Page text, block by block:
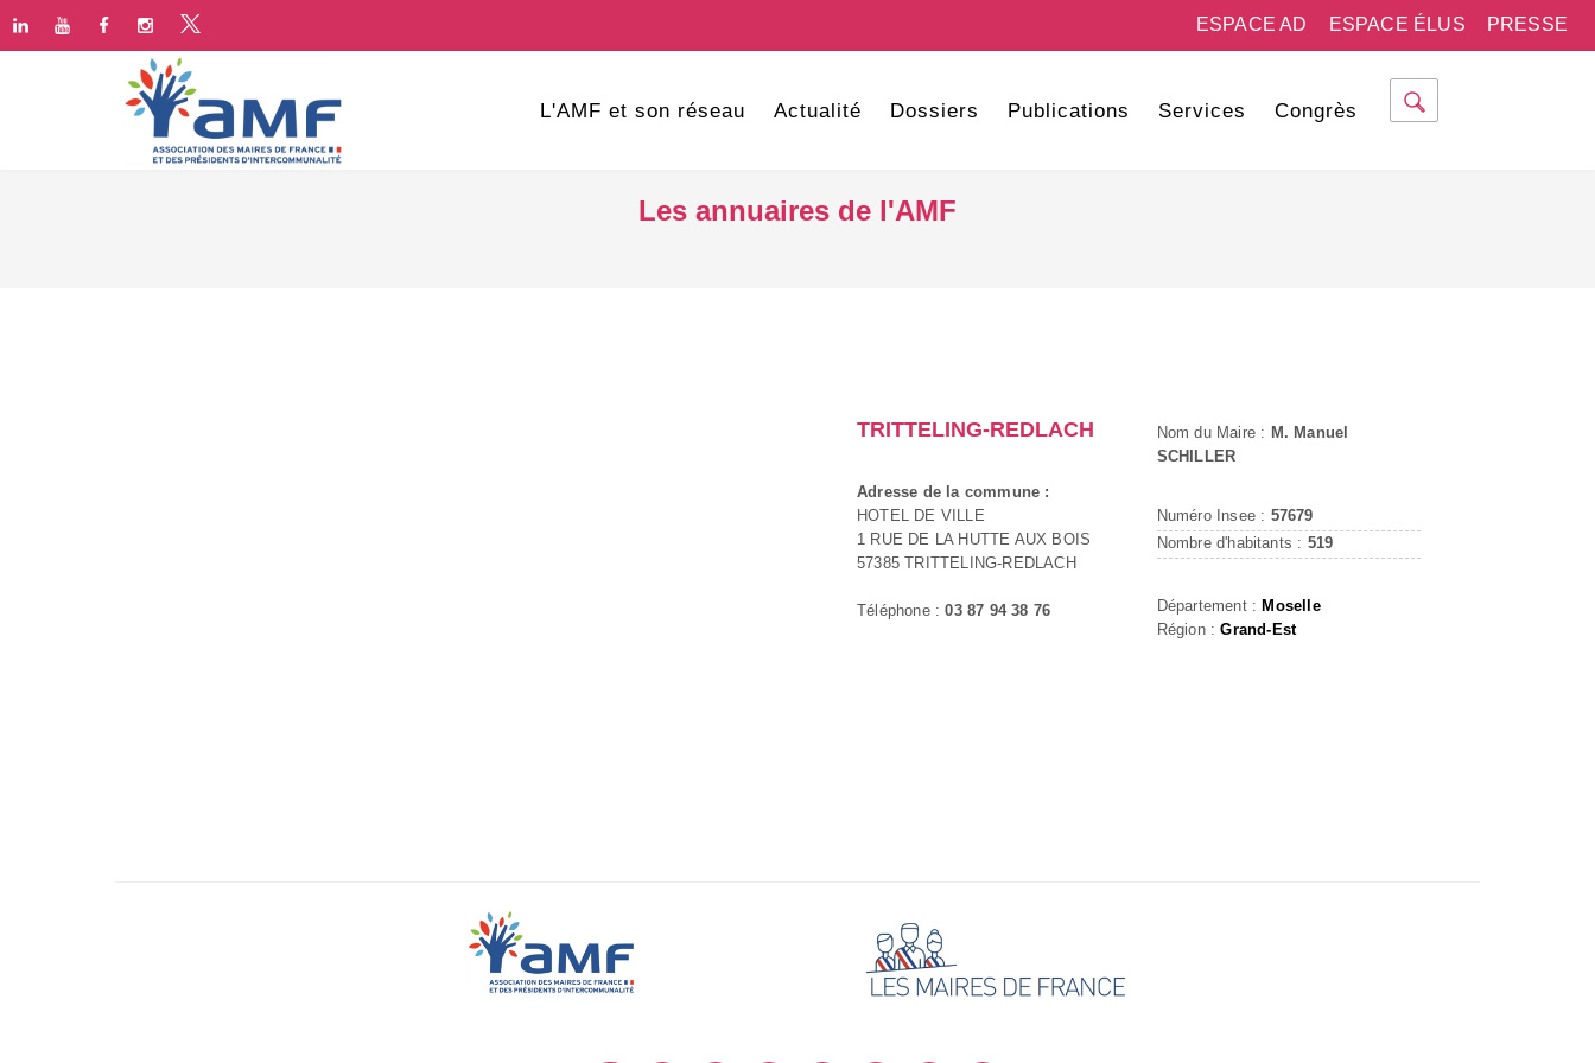
PRESSE
ESPACE ÉLUS
ESPACE AD
L'AMF et son réseau Actualité Dossiers Publications Services Congrès
Les annuaires de l'AMF
TRITTELING-REDLACH
Adresse de la commune :
HOTEL DE VILLE
1 RUE DE LA HUTTE AUX BOIS
57385 TRITTELING-REDLACH
Téléphone :03 87 94 38 76
Nom du Maire : M. Manuel
SCHILLER
Numéro Insee : 57679
Nombre d'habitants : 519
Département : Moselle
Région :Grand-Est